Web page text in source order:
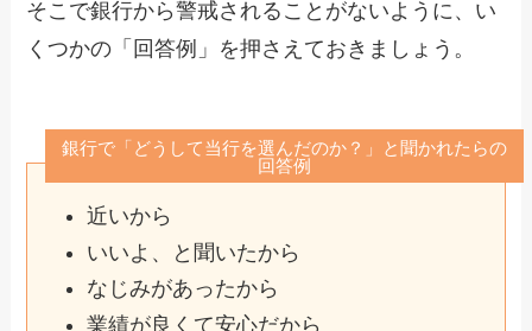
そこで銀行から警戒されることがないように、い
くつかの「回答例」を押さえておきましょう。
銀行で「どうして当行を選んだのか？」と聞かれたらの
回答例
近いから
いいよ、と聞いたから
なじみがあったから
業績が良くて安心だから